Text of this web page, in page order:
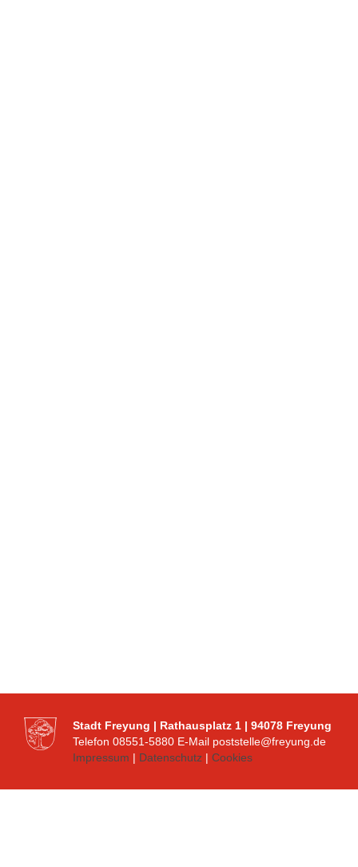
Stadt Freyung | Rathausplatz 1 | 94078 Freyung
Telefon 08551-5880 E-Mail poststelle@freyung.de
Impressum | Datenschutz | Cookies